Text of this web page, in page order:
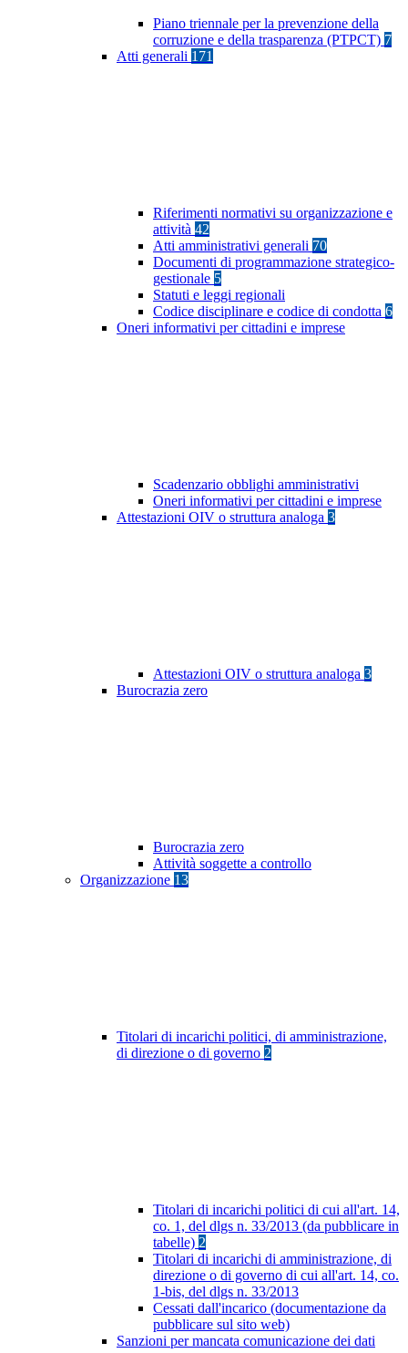
Piano triennale per la prevenzione della
corruzione e della trasparenza (PTPCT) 7
Atti generali 171
Riferimenti normativi su organizzazione e
attività 42
Atti amministrativi generali 70
Documenti di programmazione strategico-
gestionale 5
Statuti e leggi regionali
Codice disciplinare e codice di condotta 6
Oneri informativi per cittadini e imprese
Scadenzario obblighi amministrativi
Oneri informativi per cittadini e imprese
Attestazioni OIV o struttura analoga 3
Attestazioni OIV o struttura analoga 3
Burocrazia zero
Burocrazia zero
Attività soggette a controllo
Organizzazione 13
Titolari di incarichi politici, di amministrazione,
di direzione o di governo 2
Titolari di incarichi politici di cui all'art. 14,
co. 1, del dlgs n. 33/2013 (da pubblicare in
tabelle) 2
Titolari di incarichi di amministrazione, di
direzione o di governo di cui all'art. 14, co.
1-bis, del dlgs n. 33/2013
Cessati dall'incarico (documentazione da
pubblicare sul sito web)
Sanzioni per mancata comunicazione dei dati